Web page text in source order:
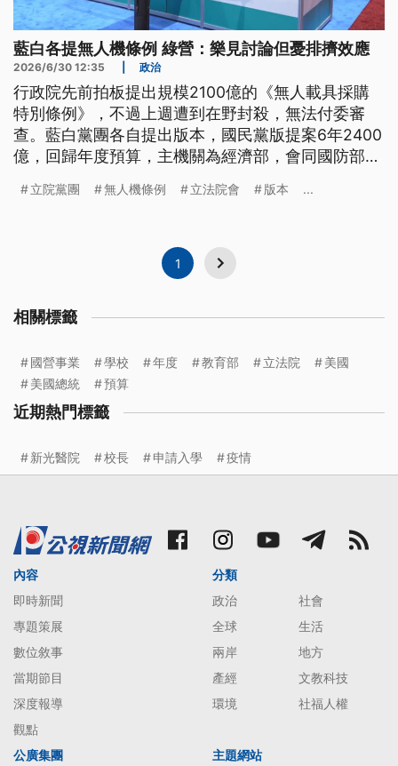
藍白各提無人機條例 綠營：樂見討論但憂排擠效應
2026/6/30 12:35 政治
行政院先前拍板提出規模2100億的《無人載具採購
特別條例》，不過上週遭到在野封殺，無法付委審
查。藍白黨團各自提出版本，國民黨版提案6年2400
億，回歸年度預算，主機關為經濟部，會同國防部相
機關也是經濟部，採取公務預算，民進黨團雖樂見各
立院黨團 無人機條例 立法院會 版本 ...
1
相關標籤
國營事業 學校 年度 教育部 立法院
美國
美國總統
預算
近期熱門標籤
新光醫院 校長 申請入學 疫情
內容
即時新聞
專題策展
數位敘事
當期節目
深度報導
觀點
分類
政治
社會
全球
生活
兩岸
地方
產經
文教科技
環境
社福人權
公廣集團 主題網站